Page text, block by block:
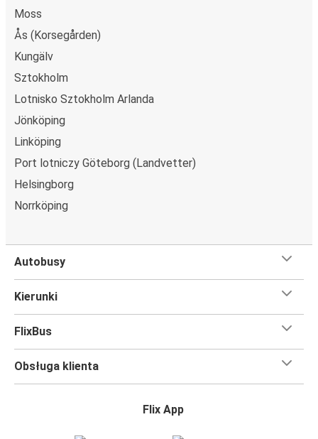
Moss
Ås (Korsegården)
Kungälv
Sztokholm
Lotnisko Sztokholm Arlanda
Jönköping
Linköping
Port lotniczy Göteborg (Landvetter)
Helsingborg
Norrköping
Autobusy
Kierunki
FlixBus
Obsługa klienta
Flix App